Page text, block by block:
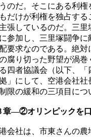
のだ。そこにある利
だけが利権を独占す
張しているのだ。三
参加し、三里塚闘争
要求なのである。絶
腐り切った野望が渦巻
四者協議会（以下、
拠」にして、空港会社
限の緩和の三項目に
―②オリンピックを口
会社は、市東さんの農